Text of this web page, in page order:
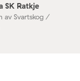
SK Ratkje
av Svartskog /